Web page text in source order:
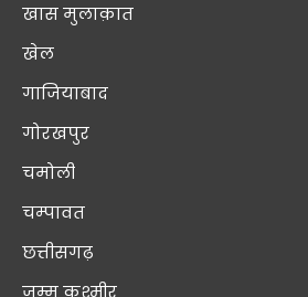
खास मुलाक़ात
खेल
गाजियाबाद
गोरखपुर
चमोली
चम्पावत
छत्तीसगढ़
जम्मू कश्मीर